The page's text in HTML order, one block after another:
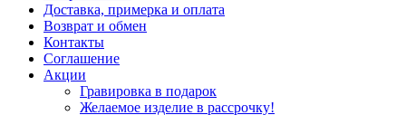
Доставка, примерка и оплата
Возврат и обмен
Контакты
Соглашение
Акции
Гравировка в подарок
Желаемое изделие в рассрочку!